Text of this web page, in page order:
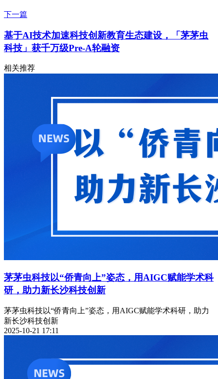
下一篇
基于AI技术加速科技创新教育生态建设，「茅茅虫
科技」获千万级Pre-A轮融资
相关推荐
茅茅虫科技以“侨青向上”姿态，用AIGC赋能学术科
研，助力新长沙科技创新
茅茅虫科技以“侨青向上”姿态，用AIGC赋能学术科研，助力
新长沙科技创新
2025-10-21 17:11